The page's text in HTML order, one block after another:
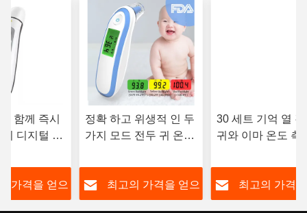
함께 즉시
디지털 적
가격을 얻으
정확 하고 위생적 인 두
가지 모드 전두 귀 온도
최고의 가격을 얻으
30 세트 기억 열
귀와 이마 온도 측
최고의 가격